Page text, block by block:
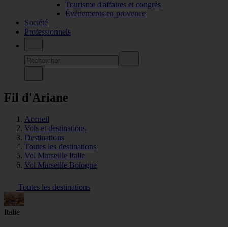
Tourisme d'affaires et congrès
Événements en provence
Société
Professionnels
Fil d'Ariane
Accueil
Vols et destinations
Destinations
Toutes les destinations
Vol Marseille Italie
Vol Marseille Bologne
Toutes les destinations
Italie